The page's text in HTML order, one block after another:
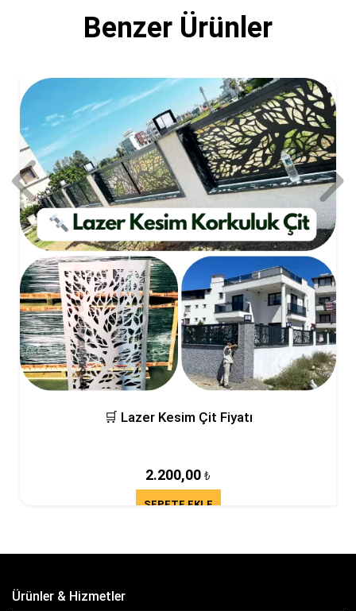
Benzer Ürünler
2026 CNC Kesim Villa Bahçe Duvar Çiti
SEPETE EKLE
Ürünler & Hizmetler